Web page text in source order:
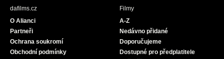
dafilms.cz
O Alianci
Partneři
Ochrana soukromí
Obchodní podmínky
Filmy
A-Z
Nedávno přidané
Doporučujeme
Dostupné pro předplatitele